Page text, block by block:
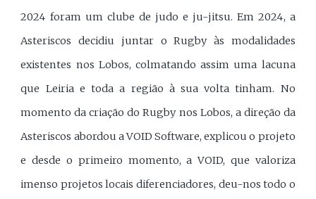
2024 foram um clube de judo e ju-jitsu. Em 2024, a
Asteriscos decidiu juntar o Rugby às modalidades
existentes nos Lobos, colmatando assim uma lacuna
que Leiria e toda a região à sua volta tinham. No
momento da criação do Rugby nos Lobos, a direção da
Asteriscos abordou a VOID Software, explicou o projeto
e desde o primeiro momento, a VOID, que valoriza
imenso projetos locais diferenciadores, deu-nos todo o